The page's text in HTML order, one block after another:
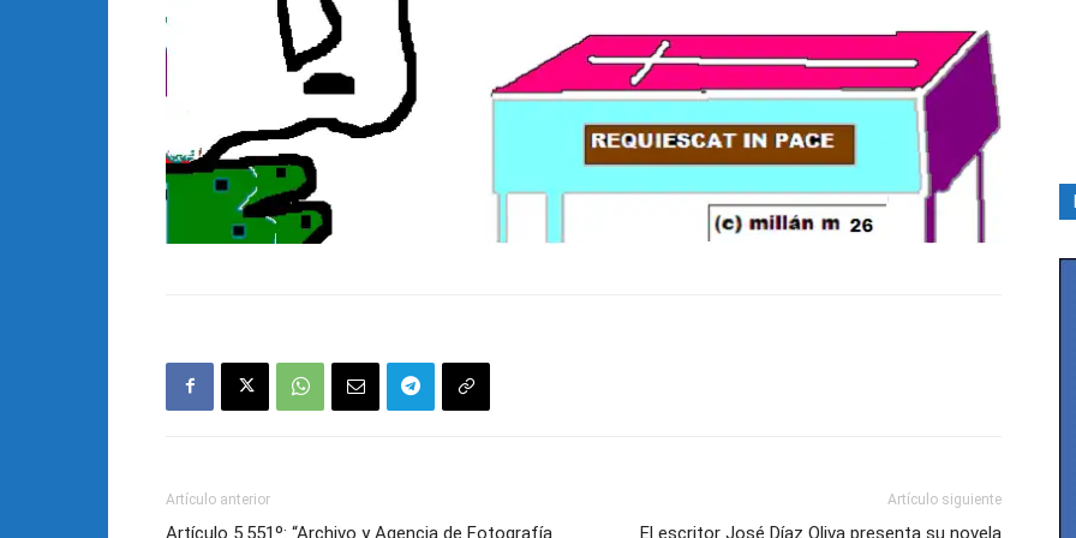
Artículo anterior
Artículo 5.551º: “Archivo y Agencia de Fotografía
Artículo siguiente
El escritor José Díaz Oliva presenta su novela